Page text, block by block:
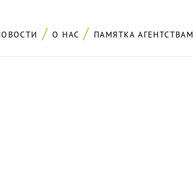
О НАС ПАМЯТКА АГЕНТСТВАМ